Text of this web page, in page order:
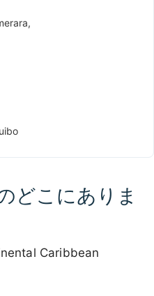
どこにありま
Caribbean